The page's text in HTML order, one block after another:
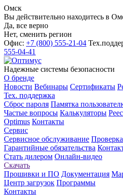
Омск
Вы действительно находитесь в
Да, все верно
Нет, сменить регион
Офис: +7 (800) 555-21-04
555-04-41
Надежные системы безопасности
О бренде
Новости Вебинары Сертификаты
Тех. поддержка
Сброс пароля Памятка
Частые вопросы Калькуляторы
Optimus Контакты
Сервис
Сервисное обслуживание
Гарантийные обязательства
Стать дилером Онлайн-видео
Скачать
Прошивки и ПО Документация
Центр загрузок Программы
Контакты